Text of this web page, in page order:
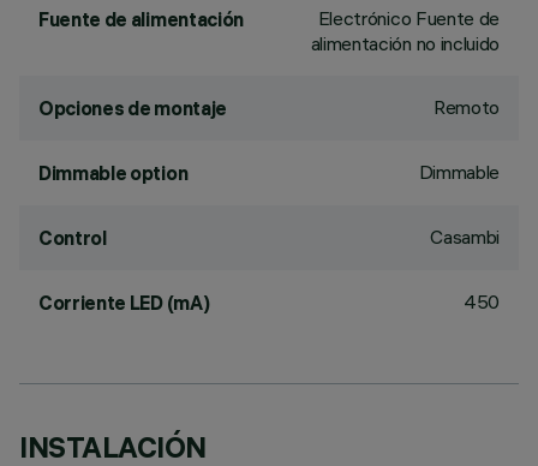
Fuente de alimentación
Electrónico Fuente de
alimentación no incluido
Opciones de montaje Remoto
Dimmable option Dimmable
Control Casambi
Corriente LED (mA) 450
INSTALACIÓN